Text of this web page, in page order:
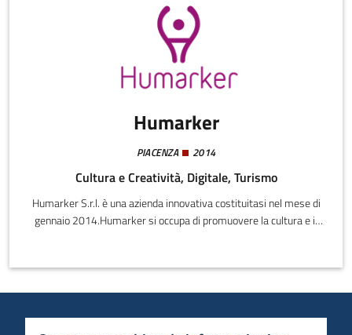
Humarker
PIACENZA 2014
Cultura e Creatività, Digitale, Turismo
Humarker S.r.l. è una azienda innovativa costituitasi nel mese di
gennaio 2014.Humarker si occupa di promuovere la cultura e il
dell’innovazione e della sperimentazione per le nuove tecnologie.